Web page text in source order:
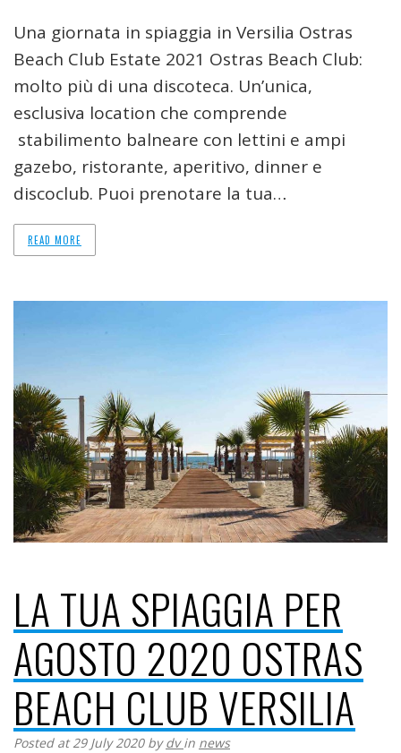
Una giornata in spiaggia in Versilia Ostras
Beach Club Estate 2021 Ostras Beach Club:
molto più di una discoteca. Un’unica,
esclusiva location che comprende
stabilimento balneare con lettini e ampi
gazebo, ristorante, aperitivo, dinner e
discoclub. Puoi prenotare la tua…
READ MORE
LA TUA SPIAGGIA PER
AGOSTO 2020 OSTRAS
BEACH CLUB VERSILIA
Posted at 29 July 2020 bydvin news